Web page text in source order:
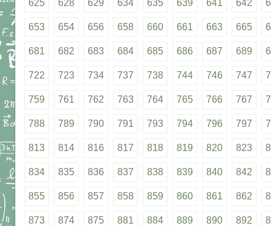
625 628 629 634 635 639 641 642
653 654 656 658 660 661 663 665
681 682 683 684 685 686 687 689
722 723 734 737 738 744 746 747
759 761 762 763 764 765 766 767
788 789 790 791 793 794 796 797
813 814 816 817 818 819 820 823
834 835 836 837 838 839 840 842
855 856 857 858 859 860 861 862
873 874 875 881 884 889 890 892